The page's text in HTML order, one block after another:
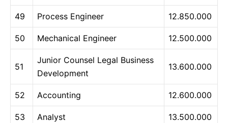
49 Process Engineer 12.850.000
50 Mechanical Engineer 12.500.000
51
Junior Counsel Legal Business
Development
13.600.000
52 Accounting 12.600.000
53 Analyst 13.500.000